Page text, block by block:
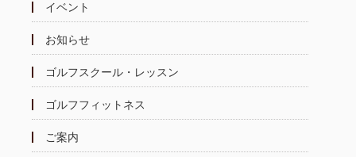
イベント
お知らせ
ゴルフスクール・レッスン
ゴルフフィットネス
ご案内